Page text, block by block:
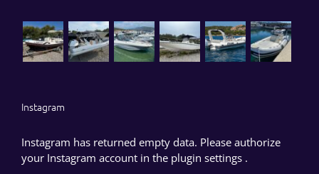
Instagram
Instagram has returned empty data. Please authorize
your Instagram account in the plugin settings .